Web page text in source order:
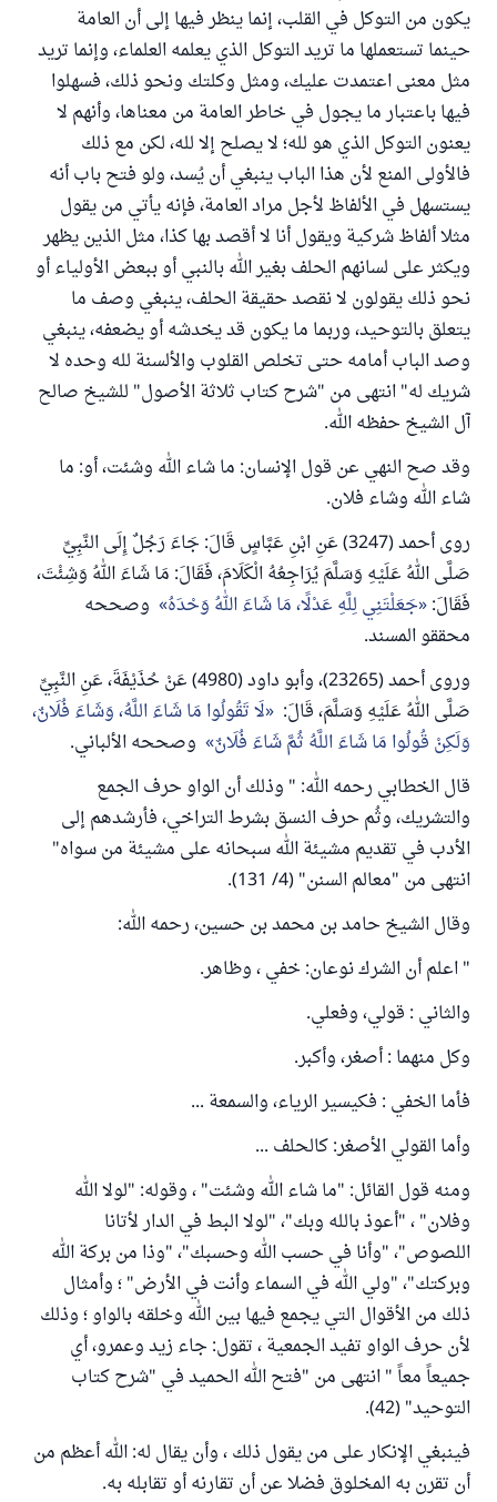
يكون من التوكل في القلب، إنما ينظر فيها إلى أن العامة
حينما تستعملها ما تريد التوكل الذي يعلمه العلماء، وإنما تريد
مثل معنى اعتمدت عليك، ومثل وكلتك ونحو ذلك، فسهلوا
فيها باعتبار ما يجول في خاطر العامة من معناها، وأنهم لا
يعنون التوكل الذي هو لله؛ لا يصلح إلا لله، لكن مع ذلك
فالأولى المنع لأن هذا الباب ينبغي أن يُسد، ولو فتح باب أنه
يستسهل في الألفاظ لأجل مراد العامة، فإنه يأتي من يقول
مثلا ألفاظ شركية ويقول أنا لا أقصد بها كذا، مثل الذين يظهر
ويكثر على لسانهم الحلف بغير الله بالنبي أو ببعض الأولياء أو
نحو ذلك يقولون لا نقصد حقيقة الحلف، ينبغي وصف ما
يتعلق بالتوحيد، وربما ما يكون قد يخدشه أو يضعفه، ينبغي
وصد الباب أمامه حتى تخلص القلوب والألسنة لله وحده لا
شريك له" انتهى من "شرح كتاب ثلاثة الأصول" للشيخ صالح
آل الشيخ حفظه الله.
وقد صح النهي عن قول الإنسان: ما شاء الله وشئت، أو: ما
شاء الله وشاء فلان.
روى أحمد (3247) عَنِ ابْنِ عَبَّاسٍ قَالَ: جَاءَ رَجُلٌ إِلَى النَّبِيِّ
صَلَّى اللهُ عَلَيْهِ وَسَلَّمَ يُرَاجِعُهُ الْكَلَامَ، فَقَالَ: مَا شَاءَ اللهُ وَشِئْتَ،
فَقَالَ: جَعَلْتَنِي لِلَّهِ عَدْلًا، مَا شَاءَ اللهُ وَحْدَهُ وصححه
محققو المسند.
وروى أحمد (23265)، وأبو داود (4980) عَنْ حُذَيْفَةَ، عَنِ النَّبِيِّ
صَلَّى اللهُ عَلَيْهِ وَسَلَّمَ، قَالَ: لَا تَقُولُوا مَا شَاءَ اللَّهُ، وَشَاءَ فُلَانٌ،
وَلَكِنْ قُولُوا مَا شَاءَ اللَّهُ ثُمَّ شَاءَ فُلَانٌ وصححه الألباني.
قال الخطابي رحمه الله: " وذلك أن الواو حرف الجمع
والتشريك، وثُم حرف النسق بشرط التراخي، فأرشدهم إلى
الأدب في تقديم مشيئة الله سبحانه على مشيئة من سواه"
انتهى من "معالم السنن" (4/ 131).
وقال الشيخ حامد بن محمد بن حسين، رحمه الله:
" اعلم أن الشرك نوعان: خفي ، وظاهر.
والثاني : قولي، وفعلي.
وكل منهما : أصغر، وأكبر.
فأما الخفي : فكيسير الرياء، والسمعة ...
وأما القولي الأصغر: كالحلف ...
ومنه قول القائل: "ما شاء الله وشئت" ، وقوله: "لولا الله
وفلان" ، "أعوذ بالله وبك"، "لولا البط في الدار لأتانا
اللصوص"، "وأنا في حسب الله وحسبك"، "وذا من بركة الله
وبركتك"، "ولي الله في السماء وأنت في الأرض" ؛ وأمثال
ذلك من الأقوال التي يجمع فيها بين الله وخلقه بالواو ؛ وذلك
لأن حرف الواو تفيد الجمعية ، تقول: جاء زيد وعمرو، أي
جميعاً معاً " انتهى من "فتح الله الحميد في "شرح كتاب
التوحيد" (42).
فينبغي الإنكار على من يقول ذلك ، وأن يقال له: الله أعظم من
أن تقرن به المخلوق فضلا عن أن تقارنه أو تقابله به.